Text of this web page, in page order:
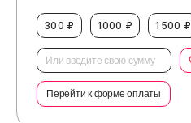
300 ₽ 1000 ₽ 1500 ₽
Перейти к форме оплаты